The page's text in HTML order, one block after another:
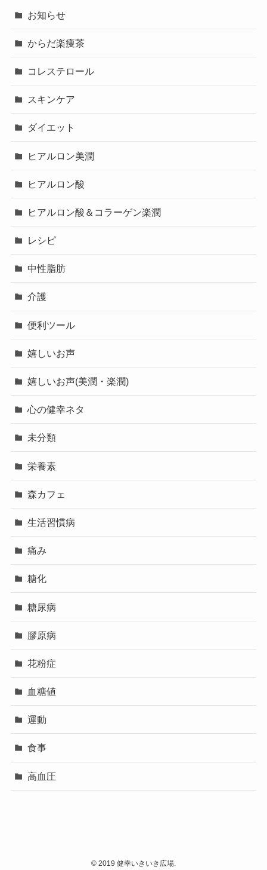
お知らせ
からだ楽痩茶
コレステロール
スキンケア
ダイエット
ヒアルロン美潤
ヒアルロン酸
ヒアルロン酸＆コラーゲン楽潤
レシピ
中性脂肪
介護
便利ツール
嬉しいお声
嬉しいお声(美潤・楽潤)
心の健幸ネタ
未分類
栄養素
森カフェ
生活習慣病
痛み
糖化
糖尿病
膠原病
花粉症
血糖値
運動
食事
高血圧
© 2019 健幸いきいき広場.